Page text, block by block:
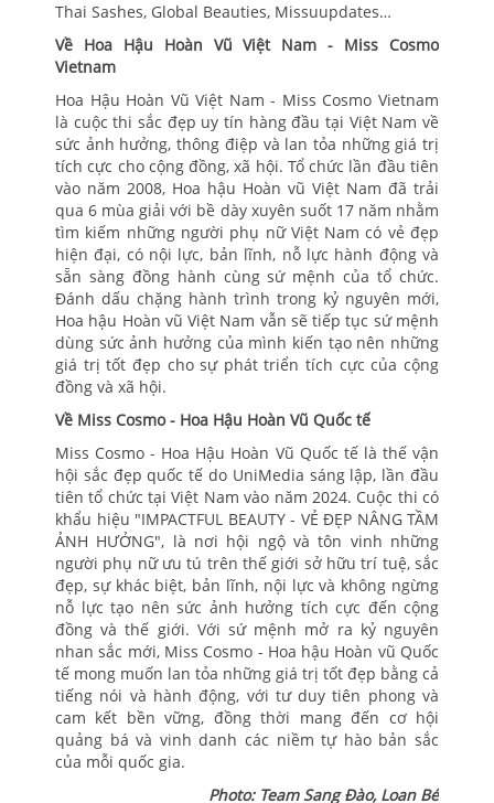
Thai Sashes, Global Beauties, Missuupdates…
Về Hoa Hậu Hoàn Vũ Việt Nam - Miss Cosmo
Vietnam
Hoa Hậu Hoàn Vũ Việt Nam - Miss Cosmo Vietnam
là cuộc thi sắc đẹp uy tín hàng đầu tại Việt Nam về
sức ảnh hưởng, thông điệp và lan tỏa những giá trị
tích cực cho cộng đồng, xã hội. Tổ chức lần đầu tiên
vào năm 2008, Hoa hậu Hoàn vũ Việt Nam đã trải
qua 6 mùa giải với bề dày xuyên suốt 17 năm nhằm
tìm kiếm những người phụ nữ Việt Nam có vẻ đẹp
hiện đại, có nội lực, bản lĩnh, nỗ lực hành động và
sẵn sàng đồng hành cùng sứ mệnh của tổ chức.
Đánh dấu chặng hành trình trong kỷ nguyên mới,
Hoa hậu Hoàn vũ Việt Nam vẫn sẽ tiếp tục sứ mệnh
dùng sức ảnh hưởng của mình kiến tạo nên những
giá trị tốt đẹp cho sự phát triển tích cực của cộng
đồng và xã hội.
Về Miss Cosmo - Hoa Hậu Hoàn Vũ Quốc tế
Miss Cosmo - Hoa Hậu Hoàn Vũ Quốc tế là thế vận
hội sắc đẹp quốc tế do UniMedia sáng lập, lần đầu
tiên tổ chức tại Việt Nam vào năm 2024. Cuộc thi có
khẩu hiệu "IMPACTFUL BEAUTY - VẺ ĐẸP NÂNG TẦM
ẢNH HƯỞNG", là nơi hội ngộ và tôn vinh những
người phụ nữ ưu tú trên thế giới sở hữu trí tuệ, sắc
đẹp, sự khác biệt, bản lĩnh, nội lực và không ngừng
nỗ lực tạo nên sức ảnh hưởng tích cực đến cộng
đồng và thế giới. Với sứ mệnh mở ra kỷ nguyên
nhan sắc mới, Miss Cosmo - Hoa hậu Hoàn vũ Quốc
tế mong muốn lan tỏa những giá trị tốt đẹp bằng cả
tiếng nói và hành động, với tư duy tiên phong và
cam kết bền vững, đồng thời mang đến cơ hội
quảng bá và vinh danh các niềm tự hào bản sắc
của mỗi quốc gia.
Photo: Team Sang Đào, Loan Bé